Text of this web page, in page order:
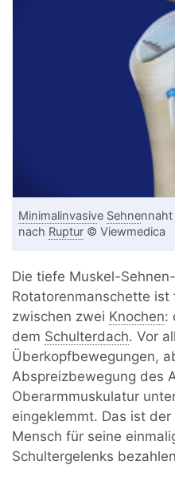
Minimalinvasive Sehne
nach Ruptur © Viewmedica
Die tiefe Muskel-
Rotatorenmanschette
zwischen zwei Knochen:
dem Schulterdach. Vor
Überkopfbewegungen,
Abspreizbewegung des
Oberarmmuskulatur
eingeklemmt. Das ist
Mensch für seine
Schultergelenks